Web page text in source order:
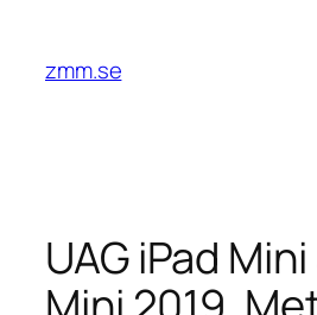
innehåll
zmm.se
UAG iPad